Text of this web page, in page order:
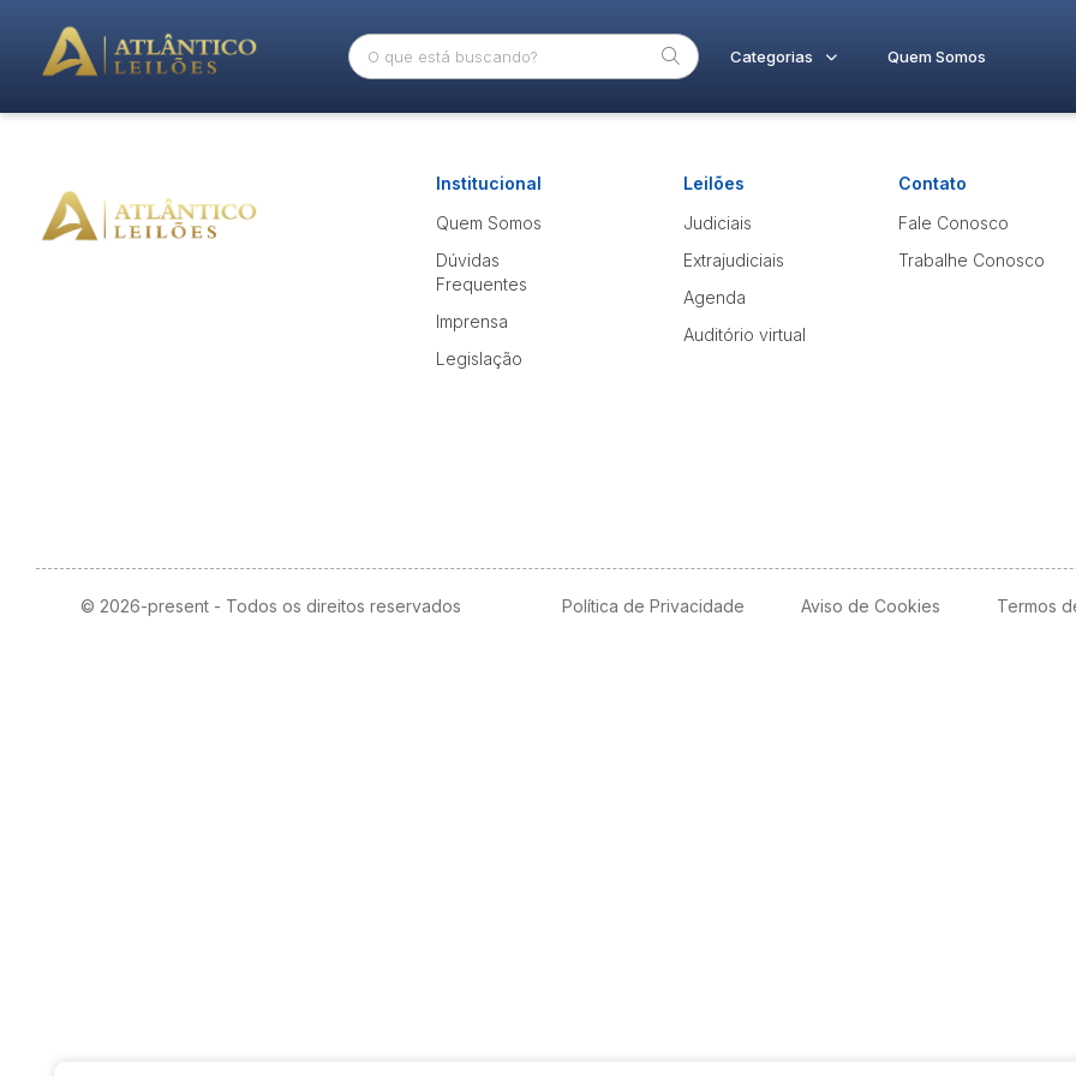
Comitente
Categorias
Apartamentos
Quem Somos
Institucional
Quem Somos
Dúvidas
Frequentes
Imprensa
Legislação
Leilões
Judiciais
Extrajudiciais
Agenda
Auditório virtual
Contato
Fale Conosco
Trabalhe Conosco
© 2026-present - Todos os direitos reservados Política de Privacidade Aviso de Cookies Termos